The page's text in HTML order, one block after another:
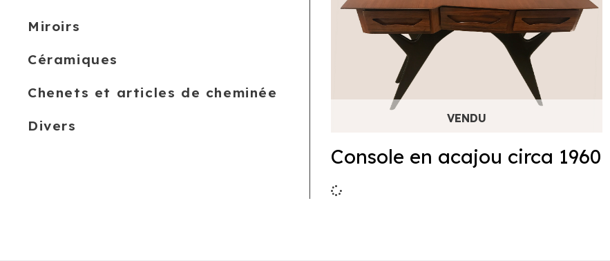
Miroirs
Céramiques
Chenets et articles de cheminée
Divers
Console en acajou circa 1960